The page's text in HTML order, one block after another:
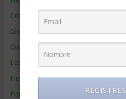
Colaboradores de Gerencia
Glosario
Glosario Inglés – Español
Los mejores MBA
Firmas de Gerencia
Formación de Gerencia